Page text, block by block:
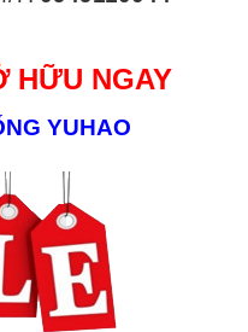
HỮU NGAY
YUHAO